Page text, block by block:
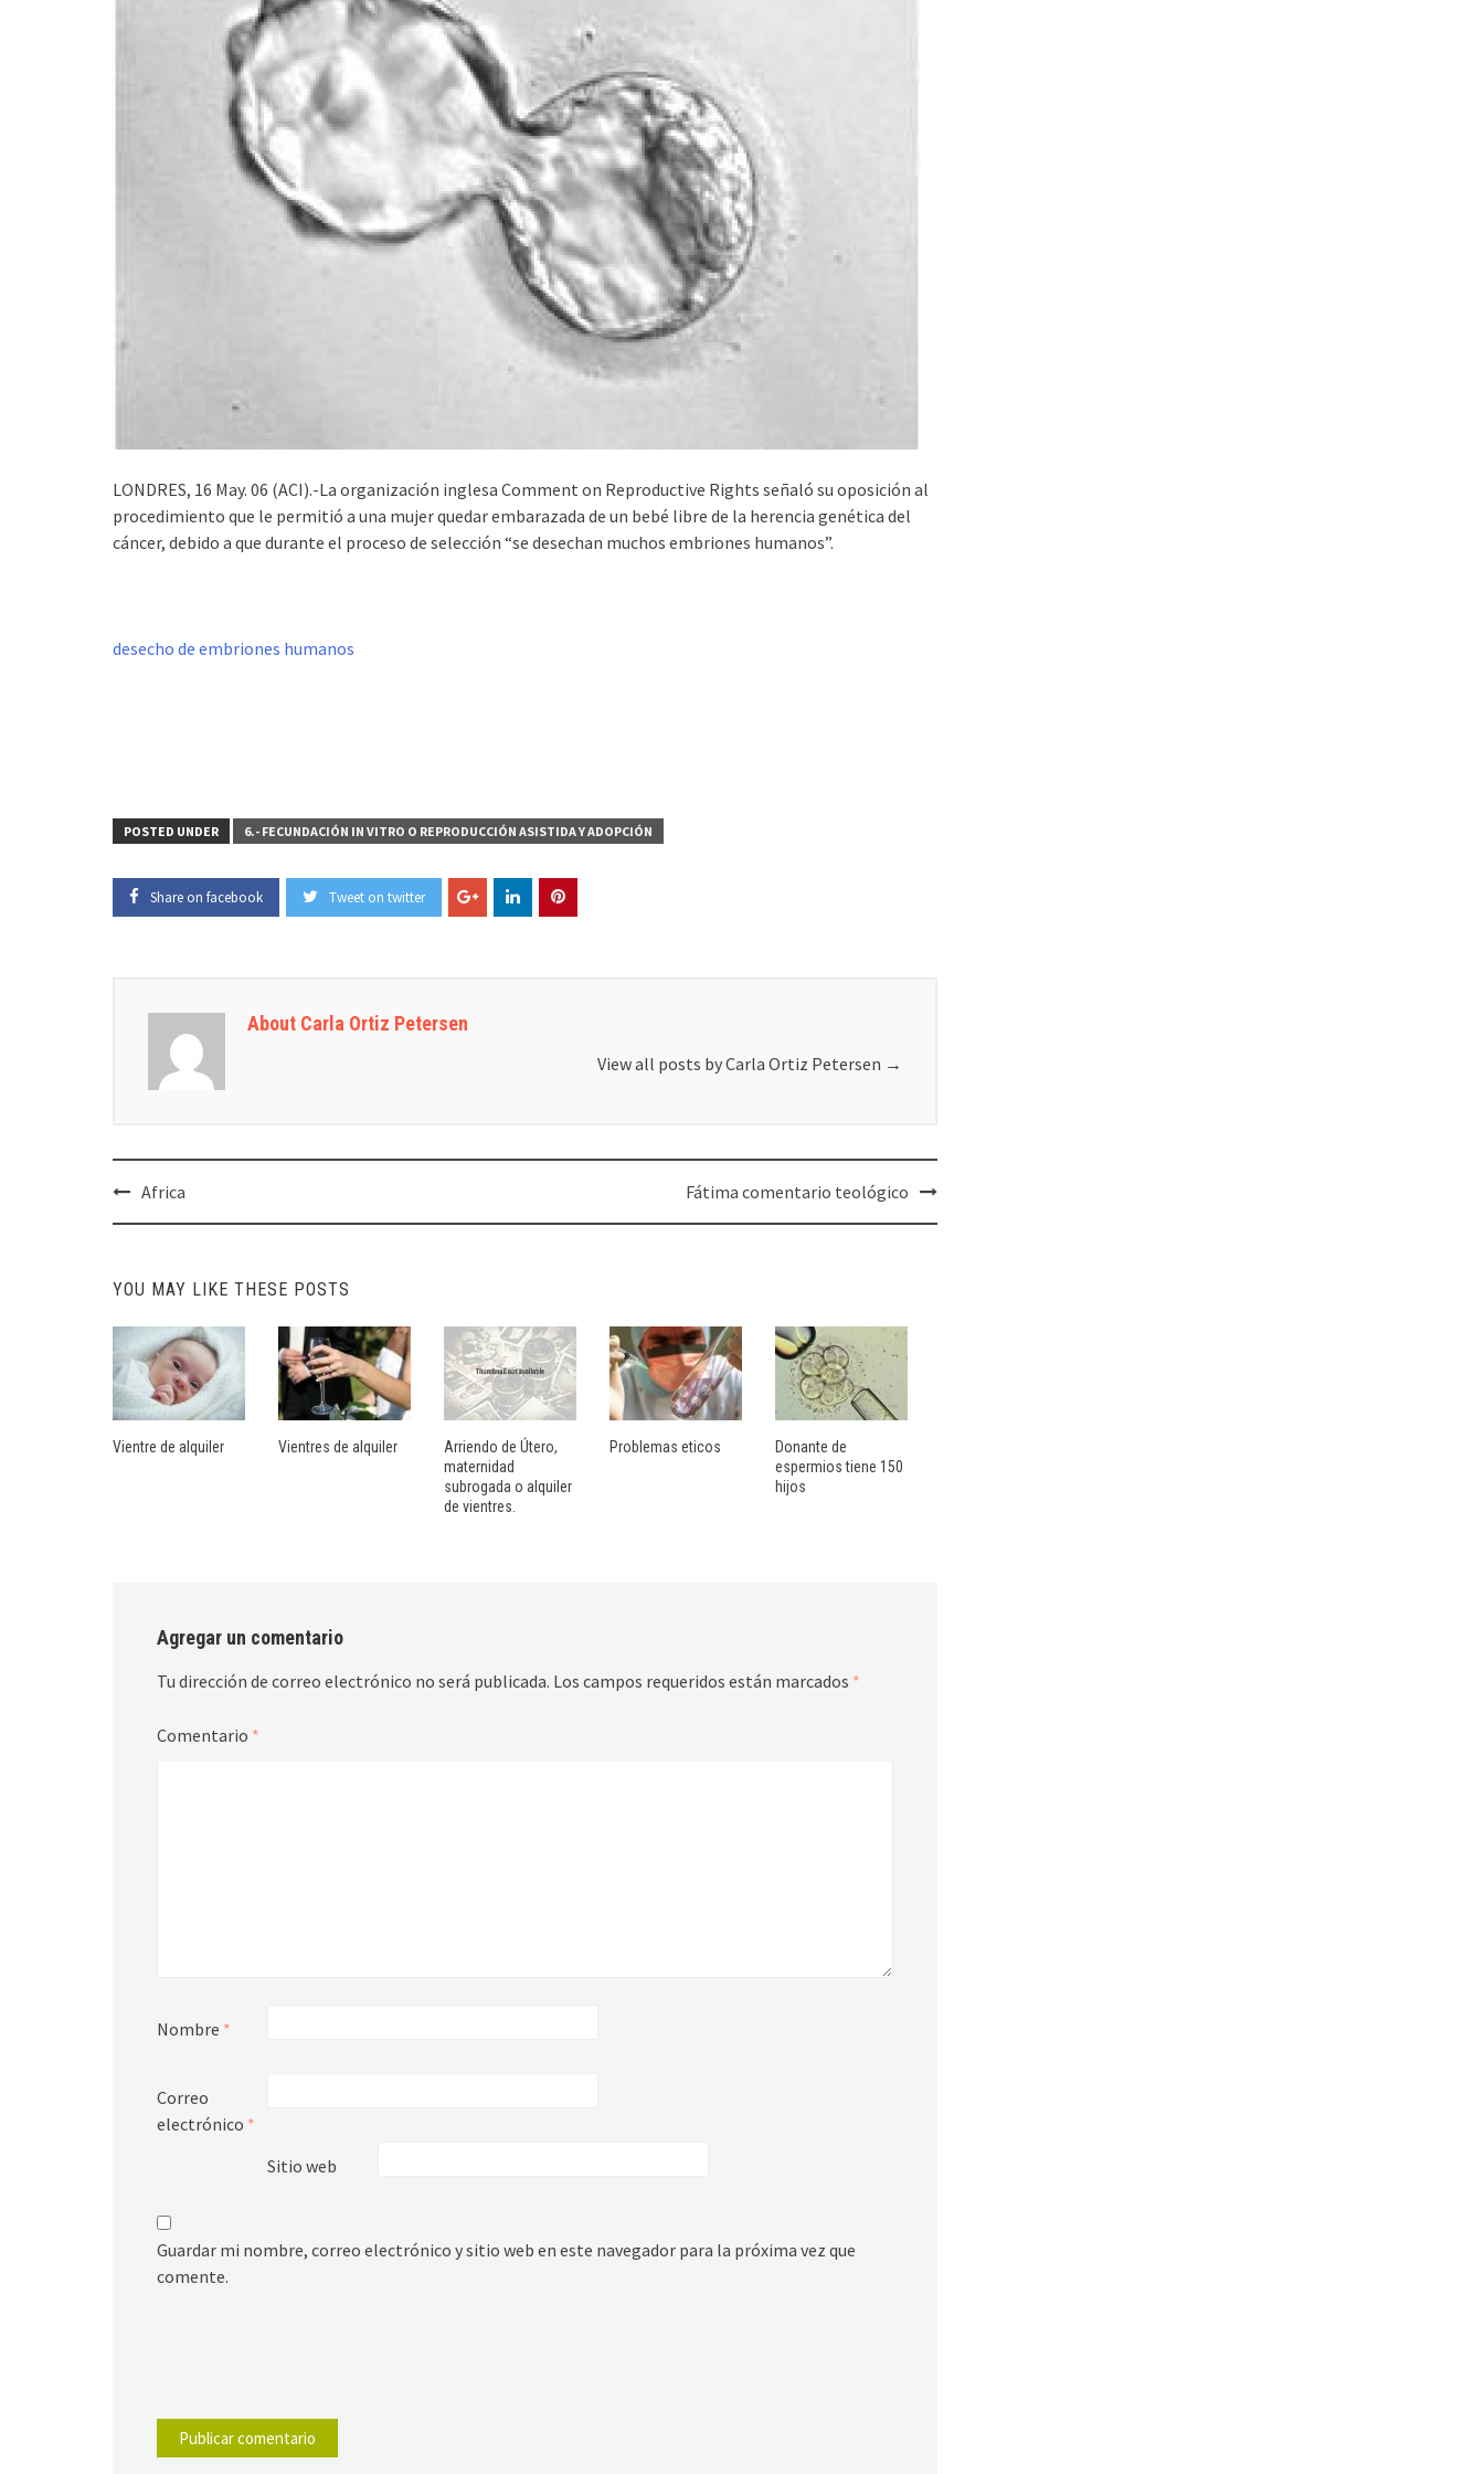
LONDRES, 16 May. 06 (ACI).-La organización inglesa Comment on Reproductive Rights señaló su oposición al
procedimiento que le permitió a una mujer quedar embarazada de un bebé libre de la herencia genética del
cáncer, debido a que durante el proceso de selección “se desechan muchos embriones humanos”.
desecho de embriones humanos
POSTED UNDER 6.- FECUNDACIÓN IN VITRO O REPRODUCCIÓN ASISTIDA Y ADOPCIÓN
Share on facebook Tweet on twitter
About Carla Ortiz Petersen
View all posts by Carla Ortiz Petersen →
Post
navigation
Africa Fátima comentario teológico
YOU MAY LIKE THESE POSTS
Vientre de alquiler Vientres de alquiler
Arriendo de Útero,
maternidad
subrogada o alquiler
de vientres.
Problemas eticos
Donante de
espermios tiene 150
hijos
Agregar un comentario
Tu dirección de correo electrónico no será publicada. Los campos requeridos están marcados *
Comentario *
Nombre *
Correo
electrónico *
Sitio web
Guardar mi nombre, correo electrónico y sitio web en este navegador para la próxima vez que
comente.